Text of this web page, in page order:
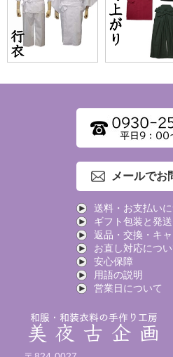
メールでお
送料・お支払い
ギフト包装と発
返品・交換・キ
お直し対応につい
安心保障
用語の説明
営業日について